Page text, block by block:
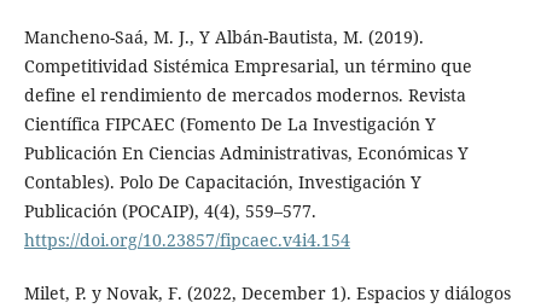
Mancheno-Saá, M. J., Y Albán-Bautista, M. (2019).
Competitividad Sistémica Empresarial, un término que
define el rendimiento de mercados modernos. Revista
Científica FIPCAEC (Fomento De La Investigación Y
Publicación En Ciencias Administrativas, Económicas Y
Contables). Polo De Capacitación, Investigación Y
Publicación (POCAIP), 4(4), 559–577.
https://doi.org/10.23857/fipcaec.v4i4.154
Milet, P. y Novak, F. (2022, December 1). Espacios y diálogos